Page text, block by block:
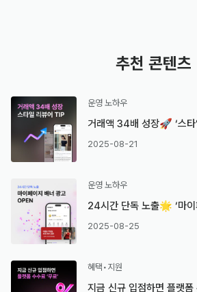
추천 콘텐츠
운영 노하우
거래액 34배 성장🚀 ‘스
2025-08-21
운영 노하우
24시간 단독 노출🌟 ‘마
2025-08-25
혜택•지원
지금 신규 입점하면 플랫폼